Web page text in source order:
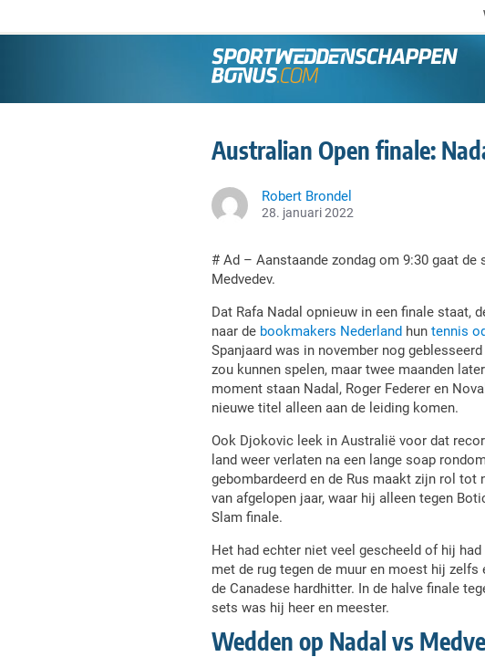
Australian Open finale:
Robert Brondel
28. januari 2022
# Ad – Aanstaande zondag om 9:30 gaat
Medvedev.
Dat Rafa Nadal opnieuw in een finale staat,
naar de bookmakers Nederland hun tennis
Spanjaard was in november nog
zou kunnen spelen, maar twee maanden
moment staan Nadal, Roger Federer en
nieuwe titel alleen aan de leiding komen.
Ook Djokovic leek in Australië voor dat
land weer verlaten na een lange soap
gebombardeerd en de Rus maakt zijn rol
van afgelopen jaar, waar hij alleen tegen
Slam finale.
Het had echter niet veel gescheeld of hij
met de rug tegen de muur en moest hij
de Canadese hardhitter. In de halve finale
sets was hij heer en meester.
Wedden op Nadal vs